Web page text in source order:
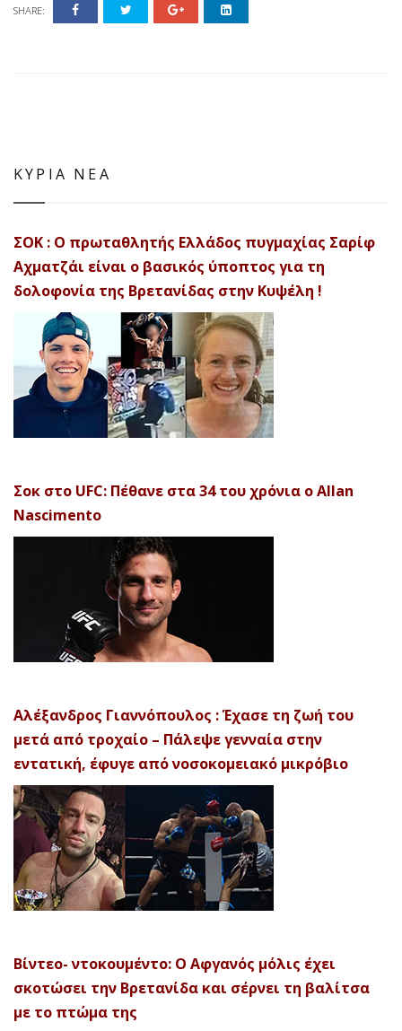
SHARE:
ΚΥΡΙΑ ΝΕΑ
ΣΟΚ : Ο πρωταθλητής Ελλάδος πυγμαχίας Σαρίφ
Αχματζάι είναι ο βασικός ύποπτος για τη
δολοφονία της Βρετανίδας στην Κυψέλη !
Σοκ στο UFC: Πέθανε στα 34 του χρόνια ο Allan
Nascimento
Αλέξανδρος Γιαννόπουλος : Έχασε τη ζωή του
μετά από τροχαίο – Πάλεψε γενναία στην
εντατική, έφυγε από νοσοκομειακό μικρόβιο
Βίντεο- ντοκουμέντο: Ο Αφγανός μόλις έχει
σκοτώσει την Βρετανίδα και σέρνει τη βαλίτσα
με το πτώμα της